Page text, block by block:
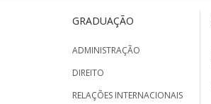
GRADUAÇÃO
ADMINISTRAÇÃO
DIREITO
RELAÇÕES INTERNACIONAIS